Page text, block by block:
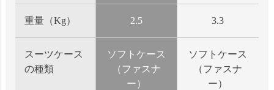
重量（Kg） 2.5 3.3
スーツケース
の種類
ソフトケース
（ファスナ
ー）
ソフトケース
（ファスナ
ー）